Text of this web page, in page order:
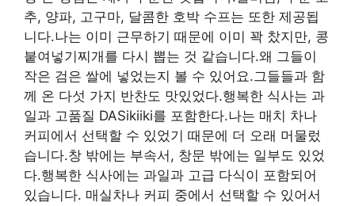
추, 양파, 고구마, 달콤한 호박 수프는 또한 제공됩
니다.나는 이미 근무하기 때문에 이미 꽉 찼지만, 콩
붙여넣기찌개를 다시 뽑는 것 같습니다.왜 그들이
작은 검은 쌀에 넣었는지 볼 수 있어요.그들들과 함
께 온 다섯 가지 반찬도 맛있었다.행복한 식사는 과
일과 고품질 DASikiiki를 포함한다.나는 매치 차나
커피에서 선택할 수 있었기 때문에 더 오래 머물렀
습니다.창 밖에는 부속서, 창문 밖에는 일부도 있었
다.행복한 식사에는 과일과 고급 다식이 포함되어
있습니다. 매실차나 커피 중에서 선택할 수 있어서